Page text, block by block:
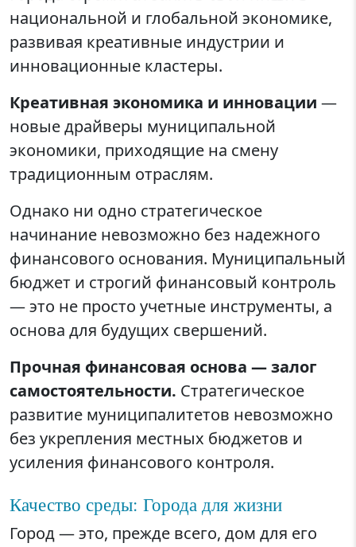
национальной и глобальной экономике,
развивая креативные индустрии и
инновационные кластеры.
Креативная экономика и инновации —
новые драйверы муниципальной
экономики, приходящие на смену
традиционным отраслям.
Однако ни одно стратегическое
начинание невозможно без надежного
финансового основания. Муниципальный
бюджет и строгий финансовый контроль
— это не просто учетные инструменты, а
основа для будущих свершений.
Прочная финансовая основа — залог
самостоятельности. Стратегическое
развитие муниципалитетов невозможно
без укрепления местных бюджетов и
усиления финансового контроля.
Качество среды: Города для жизни
Город — это, прежде всего, дом для его